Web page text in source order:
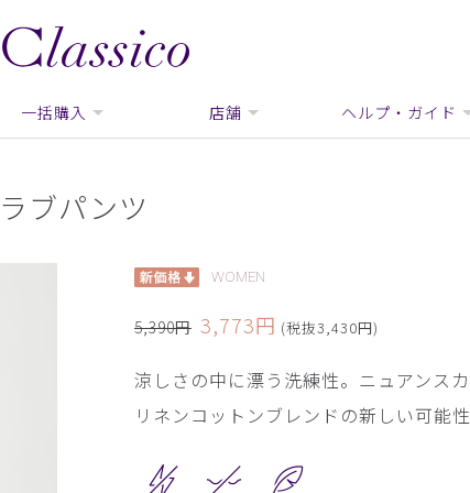
一括購入 店舗 ヘルプ・ガイド
ブパンツ
WOMEN
5,390円 3,773円 (税抜3,430円)
涼しさの中に漂う洗練性。ニュアンスカ
リネンコットンブレンドの新しい可能